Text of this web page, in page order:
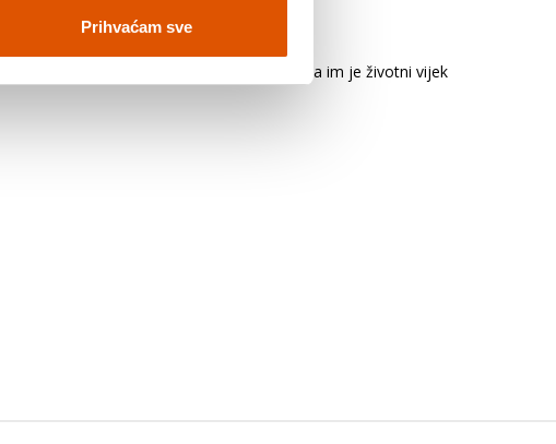
Prihvaćam sve
u obliku rashladnog prozora, tako da im je životni vijek